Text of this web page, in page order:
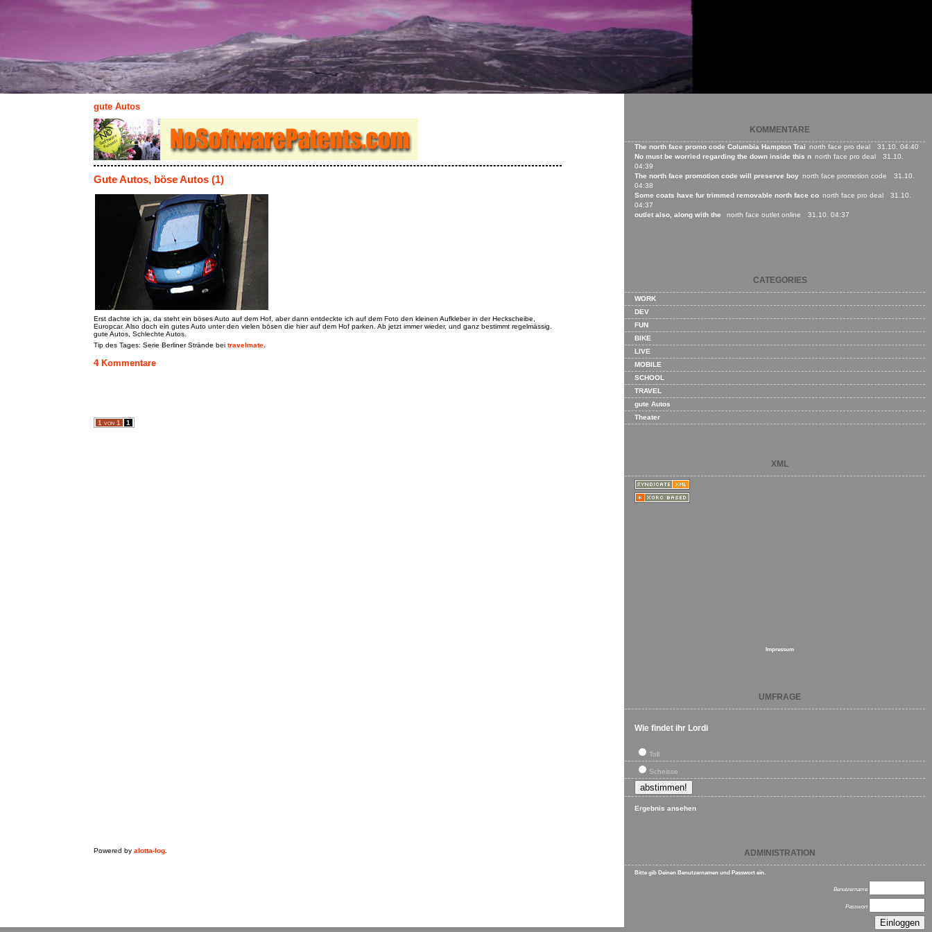
gute Autos
Gute Autos, böse Autos (1)
Erst dachte ich ja, da steht ein böses Auto auf dem Hof, aber dann entdeckte ich auf dem Foto den kleinen Aufkleber in der Heckscheibe,
Europcar. Also doch ein gutes Auto unter den vielen bösen die hier auf dem Hof parken. Ab jetzt immer wieder, und ganz bestimmt regelmässig.
gute Autos, Schlechte Autos.
Tip des Tages: Serie Berliner Strände beitravelmate.
4 Kommentare
1 von 1 1
Powered byalotta-log
KOMMENTARE
The north face promo code Columbia Hampton Trai north face pro deal
31.10. 04:40
No must be worried regarding the down inside this n north face pro deal
31.10.
04:39
The north face promotion code will preserve boy north face promotion code
31.10.
04:38
Some coats have fur trimmed removable north face co north face pro deal
31.10.
04:37
outlet also, along with the
north face outlet online 31.10. 04:37
CATEGORIES
WORK
DEV
FUN
BIKE
LIVE
MOBILE
SCHOOL
TRAVEL
gute Autos
Theater
XML
Impressum
UMFRAGE
Wie findet ihr Lordi
Toll
Scheisse
Ergebnis ansehen
ADMINISTRATION
Bitte gib Deinen Benutzernamen und Passwort ein.
Benutzername
Passwort